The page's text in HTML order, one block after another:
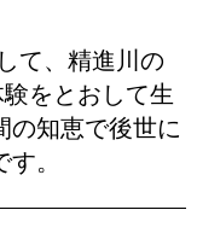
て、精進川の
をとおして生
の知恵で後世に
。